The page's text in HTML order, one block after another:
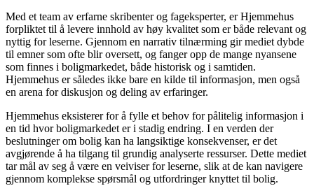
Med et team av erfarne skribenter og fageksperter, er Hjemmehus
forpliktet til å levere innhold av høy kvalitet som er både relevant og
nyttig for leserne. Gjennom en narrativ tilnærming gir mediet dybde
til emner som ofte blir oversett, og fanger opp de mange nyansene
som finnes i boligmarkedet, både historisk og i samtiden.
Hjemmehus er således ikke bare en kilde til informasjon, men også
en arena for diskusjon og deling av erfaringer.
Hjemmehus eksisterer for å fylle et behov for pålitelig informasjon i
en tid hvor boligmarkedet er i stadig endring. I en verden der
beslutninger om bolig kan ha langsiktige konsekvenser, er det
avgjørende å ha tilgang til grundig analyserte ressurser. Dette mediet
tar mål av seg å være en veiviser for leserne, slik at de kan navigere
gjennom komplekse spørsmål og utfordringer knyttet til bolig.